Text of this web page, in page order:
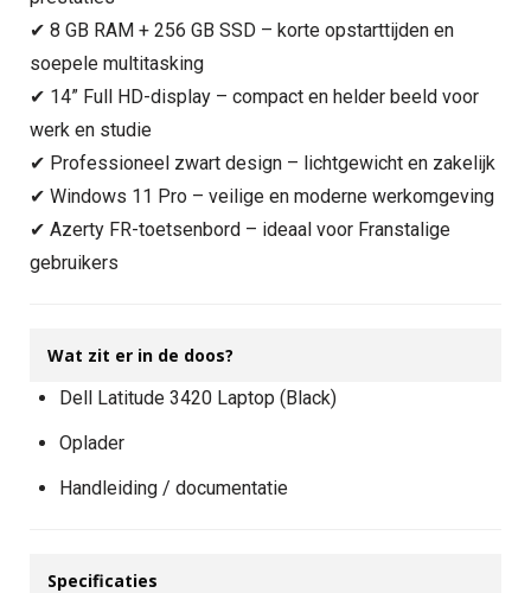
✔ 8 GB RAM + 256 GB SSD – korte opstarttijden en
soepele multitasking
✔ 14” Full HD-display – compact en helder beeld voor
werk en studie
✔ Professioneel zwart design – lichtgewicht en zakelijk
✔ Windows 11 Pro – veilige en moderne werkomgeving
✔ Azerty FR-toetsenbord – ideaal voor Franstalige
gebruikers
Wat zit er in de doos?
Dell Latitude 3420 Laptop (Black)
Oplader
Handleiding / documentatie
Specificaties